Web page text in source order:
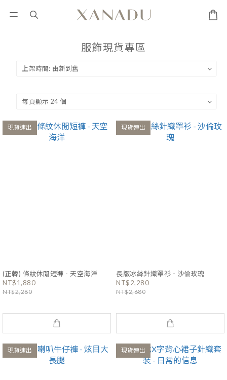
服飾現貨專區
現貨速出
(正韓) 條紋休閒短褲 - 天空海洋
NT$1,880
NT$2,280
現貨速出
長版冰絲針織罩衫 - 沙倫玫瑰
NT$2,280
NT$2,680
現貨速出 現貨速出